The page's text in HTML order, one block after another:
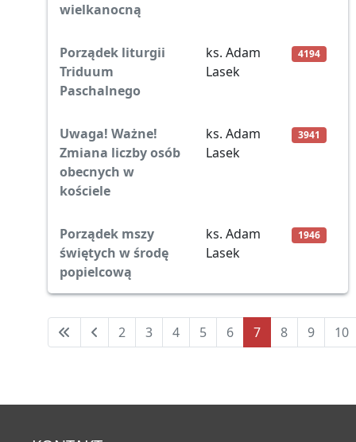
wielkanocną
Porządek liturgii
Triduum
Paschalnego
ks. Adam
Lasek
4194
Uwaga! Ważne!
Zmiana liczby osób
obecnych w
kościele
ks. Adam
Lasek
3941
Porządek mszy
świętych w środę
popielcową
ks. Adam
Lasek
1946
Strona 7 z 11
2 3 4 5 6 7 8 9 10